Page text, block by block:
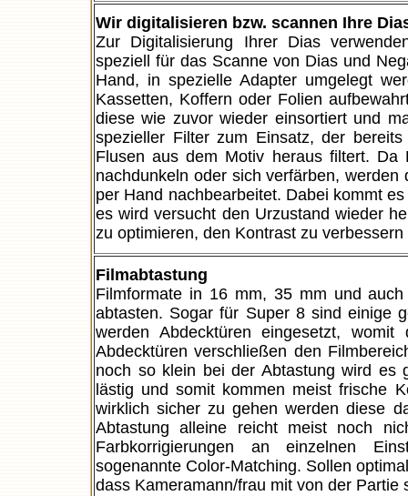
Wir digitalisieren bzw. scannen Ihre
Zur Digitalisierung Ihrer Dias
speziell für das Scanne von Dias und
Hand, in spezielle Adapter umgelegt
Kassetten, Koffern oder Folien
diese wie zuvor wieder einsortiert und
spezieller Filter zum Einsatz, der
Flusen aus dem Motiv heraus filtert.
nachdunkeln oder sich verfärben,
per Hand nachbearbeitet. Dabei kommt
es wird versucht den Urzustand wieder
zu optimieren, den Kontrast zu
Filmabtastung
Filmformate in 16 mm, 35 mm und
abtasten. Sogar für Super 8 sind einige
werden Abdecktüren eingesetzt,
Abdecktüren verschließen den
noch so klein bei der Abtastung wird es
lästig und somit kommen meist frische
wirklich sicher zu gehen werden diese
Abtastung alleine reicht meist noch
Farbkorrigierungen an einzelnen
sogenannte Color-Matching. Sollen
dass Kameramann/frau mit von der